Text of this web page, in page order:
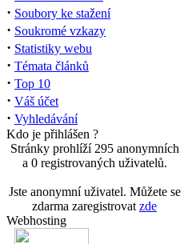
· Soubory ke stažení
· Soukromé vzkazy
· Statistiky webu
· Témata článků
· Top 10
· Váš účet
· Vyhledávání
Kdo je přihlášen ?
Stránky prohlíží 295 anonymních
a 0 registrovaných uživatelů.
Jste anonymní uživatel. Můžete se
zdarma zaregistrovat zde
Webhosting